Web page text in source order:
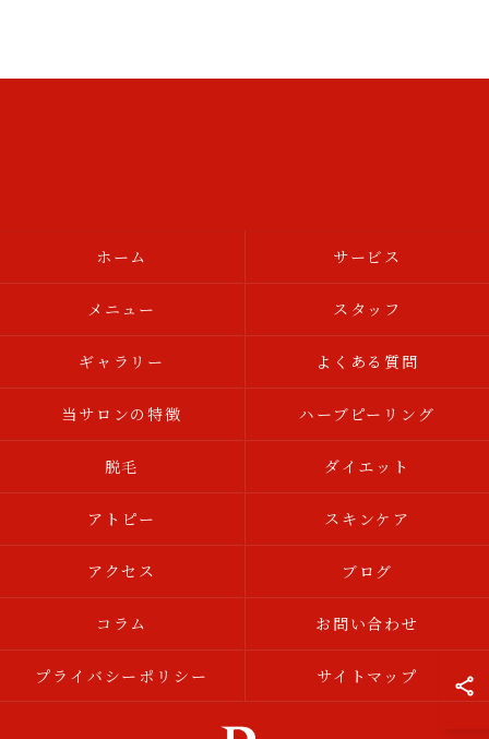
ホーム サービス
メニュー スタッフ
ギャラリー よくある質問
当サロンの特徴 ハーブピーリング
脱毛 ダイエット
アトピー スキンケア
アクセス ブログ
コラム お問い合わせ
プライバシーポリシー サイトマップ